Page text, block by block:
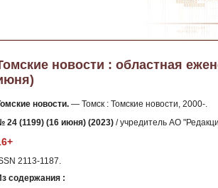
новости : областная
новости. — Томск : Томские новости, 2000-.
24 (1199) (16 июня) (2023) / учредитель АО
2113-1187.
содержания :